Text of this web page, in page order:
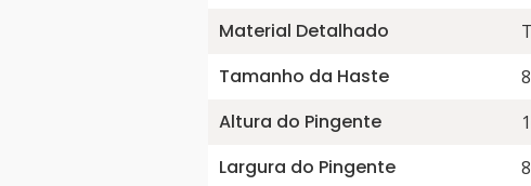
Material Detalhado
Tamanho da Haste
Altura do Pingente
Largura do Pingente